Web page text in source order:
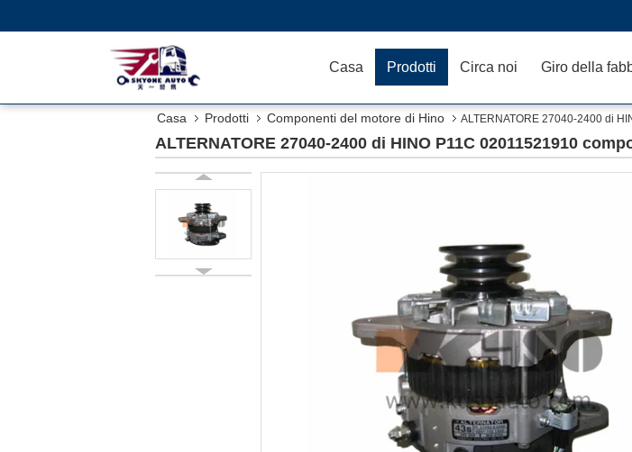
Casa Prodotti Circa noi Giro della
Casa Prodotti Componenti del motore di Hino ALTERNATORE 27040-2400 di
ALTERNATORE 27040-2400 di HINO P11C 02011521910